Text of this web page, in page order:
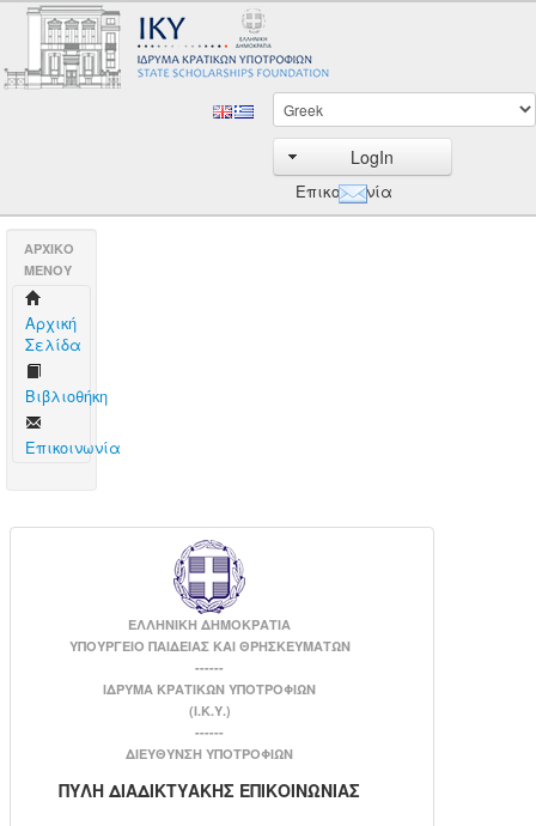
LogIn
Επικοινωνία
AΡΧΙΚΟ
ΜΕΝΟΥ
Aρχική
Σελίδα
Βιβλιοθήκη
Επικοινωνία
ΕΛΛΗΝΙΚΗ ΔΗΜΟΚΡΑΤΙΑ
ΥΠΟΥΡΓΕΙΟ ΠΑΙΔΕΙΑΣ ΚΑΙ ΘΡΗΣΚΕΥΜΑΤΩΝ
------
ΙΔΡΥΜΑ ΚΡΑΤΙΚΩΝ ΥΠΟΤΡΟΦΙΩΝ
(Ι.Κ.Υ.)
------
ΔΙΕΥΘΥΝΣΗ ΥΠΟΤΡΟΦΙΩΝ
ΠΥΛΗ ΔΙΑΔΙΚΤΥΑΚΗΣ ΕΠΙΚΟΙΝΩΝΙΑΣ